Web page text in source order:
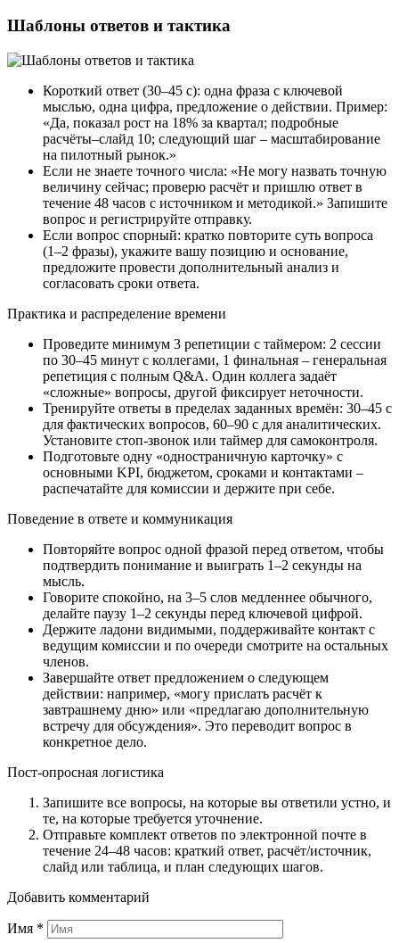
Шаблоны ответов и тактика
Короткий ответ (30–45 с): одна фраза с ключевой
мыслью, одна цифра, предложение о действии. Пример:
«Да, показал рост на 18% за квартал; подробные
расчёты–слайд 10; следующий шаг – масштабирование
на пилотный рынок.»
Если не знаете точного числа: «Не могу назвать точную
величину сейчас; проверю расчёт и пришлю ответ в
течение 48 часов с источником и методикой.» Запишите
вопрос и регистрируйте отправку.
Если вопрос спорный: кратко повторите суть вопроса
(1–2 фразы), укажите вашу позицию и основание,
предложите провести дополнительный анализ и
согласовать сроки ответа.
Практика и распределение времени
Проведите минимум 3 репетиции с таймером: 2 сессии
по 30–45 минут с коллегами, 1 финальная – генеральная
репетиция с полным Q&A. Один коллега задаёт
«сложные» вопросы, другой фиксирует неточности.
Тренируйте ответы в пределах заданных времён: 30–45 с
для фактических вопросов, 60–90 с для аналитических.
Установите стоп-звонок или таймер для самоконтроля.
Подготовьте одну «одностраничную карточку» с
основными KPI, бюджетом, сроками и контактами –
распечатайте для комиссии и держите при себе.
Поведение в ответе и коммуникация
Повторяйте вопрос одной фразой перед ответом, чтобы
подтвердить понимание и выиграть 1–2 секунды на
мысль.
Говорите спокойно, на 3–5 слов медленнее обычного,
делайте паузу 1–2 секунды перед ключевой цифрой.
Держите ладони видимыми, поддерживайте контакт с
ведущим комиссии и по очереди смотрите на остальных
членов.
Завершайте ответ предложением о следующем
действии: например, «могу прислать расчёт к
завтрашнему дню» или «предлагаю дополнительную
встречу для обсуждения». Это переводит вопрос в
конкретное дело.
Пост-опросная логистика
Запишите все вопросы, на которые вы ответили устно, и
те, на которые требуется уточнение.
Отправьте комплект ответов по электронной почте в
течение 24–48 часов: краткий ответ, расчёт/источник,
слайд или таблица, и план следующих шагов.
Добавить комментарий
Имя *